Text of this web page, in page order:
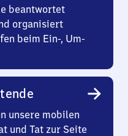
beantwortet
organisiert
beim Ein-, Um-
unsere mobilen
und Tat zur Seite